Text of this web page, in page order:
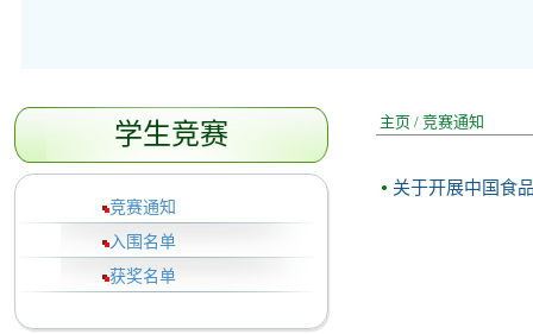
学生竞赛
竞赛通知
入围名单
获奖名单
主页 / 竞赛通知
关于开展中国食